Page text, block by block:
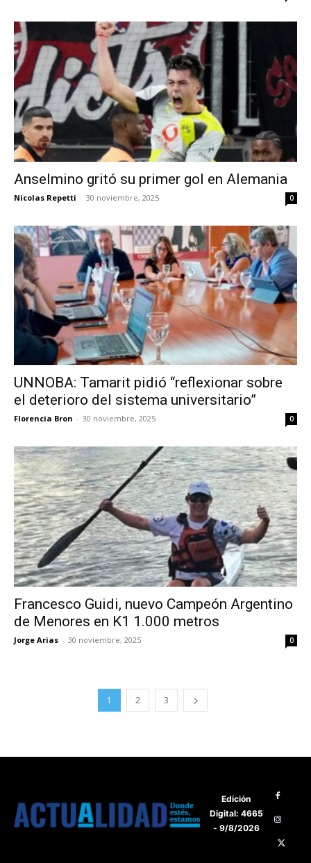
Anselmino gritó su primer gol en Alemania
Nicolas Repetti - 30 noviembre, 2025 0
UNNOBA: Tamarit pidió “reflexionar sobre
el deterioro del sistema universitario”
Florencia Bron - 30 noviembre, 2025 0
Francesco Guidi, nuevo Campeón Argentino
de Menores en K1 1.000 metros
Jorge Arias - 30 noviembre, 2025 0
1 2 3
Edición
Digital: 4665
- 9/8/2026